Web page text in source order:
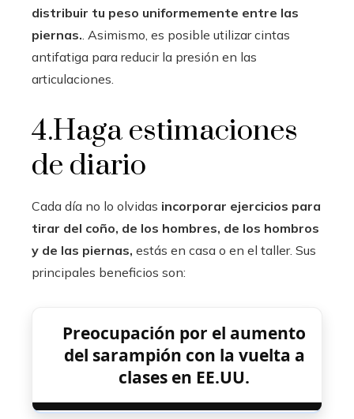
distribuir tu peso uniformemente entre las
piernas.. Asimismo, es posible utilizar cintas
antifatiga para reducir la presión en las
articulaciones.
4.Haga estimaciones
de diario
Cada día no lo olvidas incorporar ejercicios para
tirar del coño, de los hombres, de los hombros
y de las piernas, estás en casa o en el taller. Sus
principales beneficios son:
Preocupación por el aumento
del sarampión con la vuelta a
clases en EE.UU.